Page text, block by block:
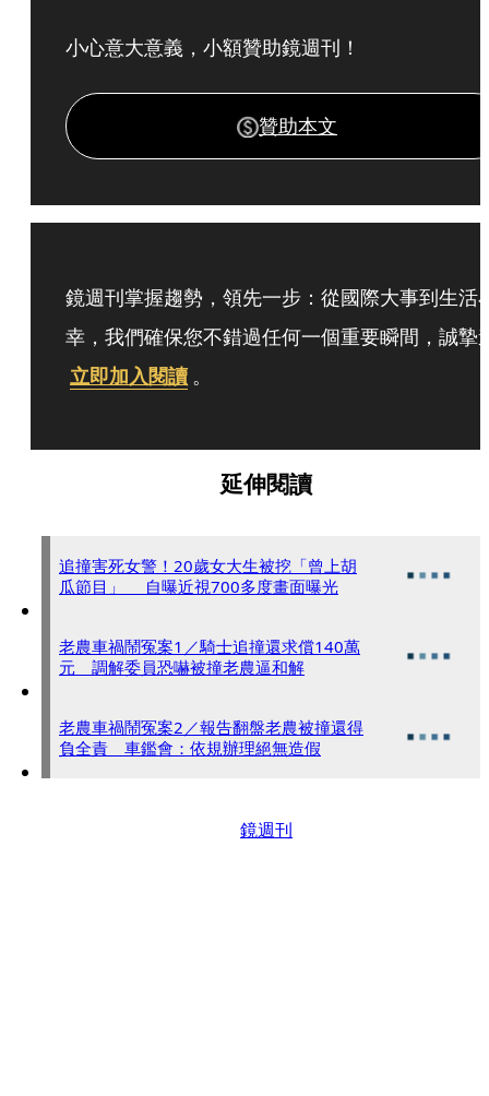
小心意大意義，小額贊助鏡週刊！
贊助本文
鏡週刊掌握趨勢，領先一步：從國際大事到生活
幸，我們確保您不錯過任何一個重要瞬間，誠摯
立即加入閱讀 。
延伸閱讀
追撞害死女警！20歲女大生被挖「曾上胡
瓜節目」 自曝近視700多度畫面曝光
老農車禍鬧冤案1／騎士追撞還求償140萬
元 調解委員恐嚇被撞老農逼和解
老農車禍鬧冤案2／報告翻盤老農被撞還得
負全責 車鑑會：依規辦理絕無造假
鏡週刊